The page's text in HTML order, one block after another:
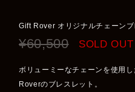
Gift Rover オリジナルチェーン
¥60,500 SOLD OUT
ボリューミーなチェーンを使用
Roverのブレスレット。